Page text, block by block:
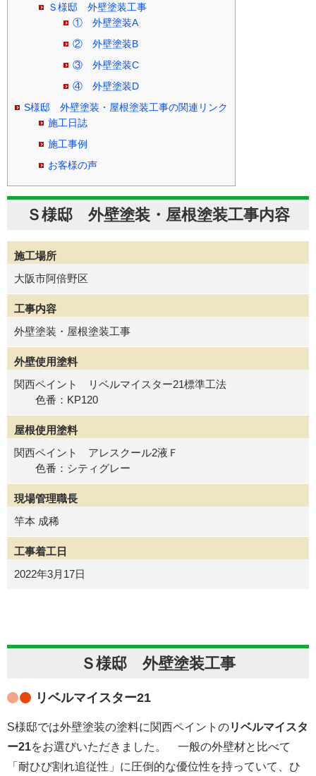
Ｓ様邸 外壁塗装工事
① 外壁塗装A
② 外壁塗装B
③ 外壁塗装C
④ 外壁塗装D
S様邸 外壁塗装・屋根塗装工事の関連リンク
施工日誌
施工事例
お客様の声
Ｓ様邸 外壁塗装・屋根塗装工事内容
施工場所
大阪市阿倍野区
工事内容
外壁塗装・屋根塗装工事
外壁使用塗料
関西ペイント リベルマイスター21標準工法
色番：KP120
屋根使用塗料
関西ペイント アレスクール2液Ｆ
色番：シティグレー
現場管理職長
竿本 成稀
工事着工日
2022年3月17日
Ｓ様邸 外壁塗装工事
リベルマイスター21
S様邸では外壁塗装の塗料に関西ペイントのリベルマイスタ
ー21をお選びいただきました。 一般の外壁材と比べて
「耐ひび割れ追従性」に圧倒的な優位性を持っていて、ひ